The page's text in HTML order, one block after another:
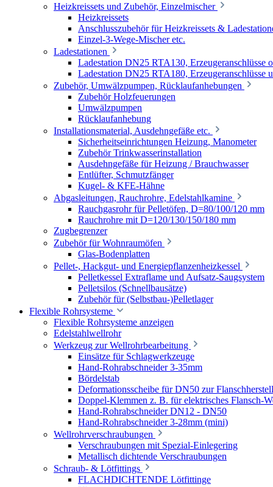
Heizkreissets und Zubehör, Einzelmischer
Heizkreissets
Anschlusszubehör für Heizkreissets &
Einzel-3-Wege-Mischer etc.
Ladestationen
Ladestation DN25 RTA130, Erzeugeranschlüsse
Ladestation DN25 RTA180, Erzeugeranschlüsse
Zubehör, Umwälzpumpen, Rücklaufanhebungen
Zubehör Holzfeuerungen
Umwälzpumpen
Rücklaufanhebung
Installationsmaterial, Ausdehngefäße etc.
Sicherheitseinrichtungen Heizung, Manometer
Zubehör Trinkwasserinstallation
Ausdehngefäße für Heizung / Brauchwasser
Entlüfter, Schmutzfänger
Kugel- & KFE-Hähne
Abgasleitungen, Rauchrohre, Edelstahlkamine
Rauchgasrohr für Pelletöfen, D=80/100/120 mm
Rauchrohre mit D=120/130/150/180 mm
Zugbegrenzer
Zubehör für Wohnraumöfen
Glas-Bodenplatten
Pellet-, Hackgut- und Energiepflanzenheizkessel
Pelletkessel Extraflame und Aufsatz-Saugsystem
Pelletsilos (Schnellbausätze)
Zubehör für (Selbstbau-)Pelletlager
Flexible Rohrsysteme
Flexible Rohrsysteme anzeigen
Edelstahlwellrohr
Werkzeug zur Wellrohrbearbeitung
Einsätze für Schlagwerkzeuge
Hand-Rohrabschneider 3-35mm
Bördelstab
Deformationsscheibe für DN50 zur
Doppel-Klemmen z. B. für elektrisches Flansch-
Hand-Rohrabschneider DN12 - DN50
Hand-Rohrabschneider 3-28mm (mini)
Wellrohrverschraubungen
Verschraubungen mit Spezial-Einlegering
Metallisch dichtende Verschraubungen
Schraub- & Lötfittings
FLACHDICHTENDE Lötfittinge